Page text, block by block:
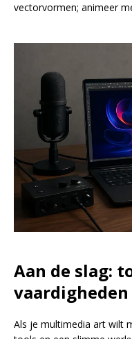
vectorvormen; animeer
Aan de slag:
vaardigheden
Als je multimedia art wilt